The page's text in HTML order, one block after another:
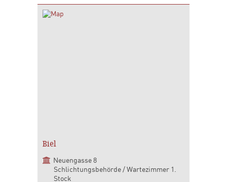
Biel
Neuengasse 8
Schlichtungsbehörde / Wartezimmer 1.
Stock